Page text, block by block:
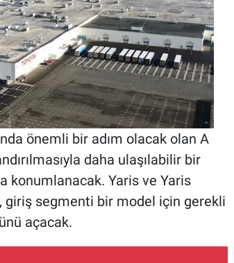
önemli bir adım olacak olan A
daha ulaşılabilir bir
konumlanacak. Yaris ve Yaris
giriş segmenti bir model için gerekli
açacak.